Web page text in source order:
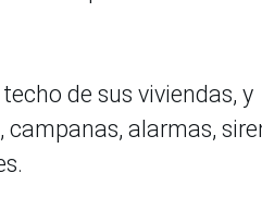
de sus viviendas, y
alarmas,